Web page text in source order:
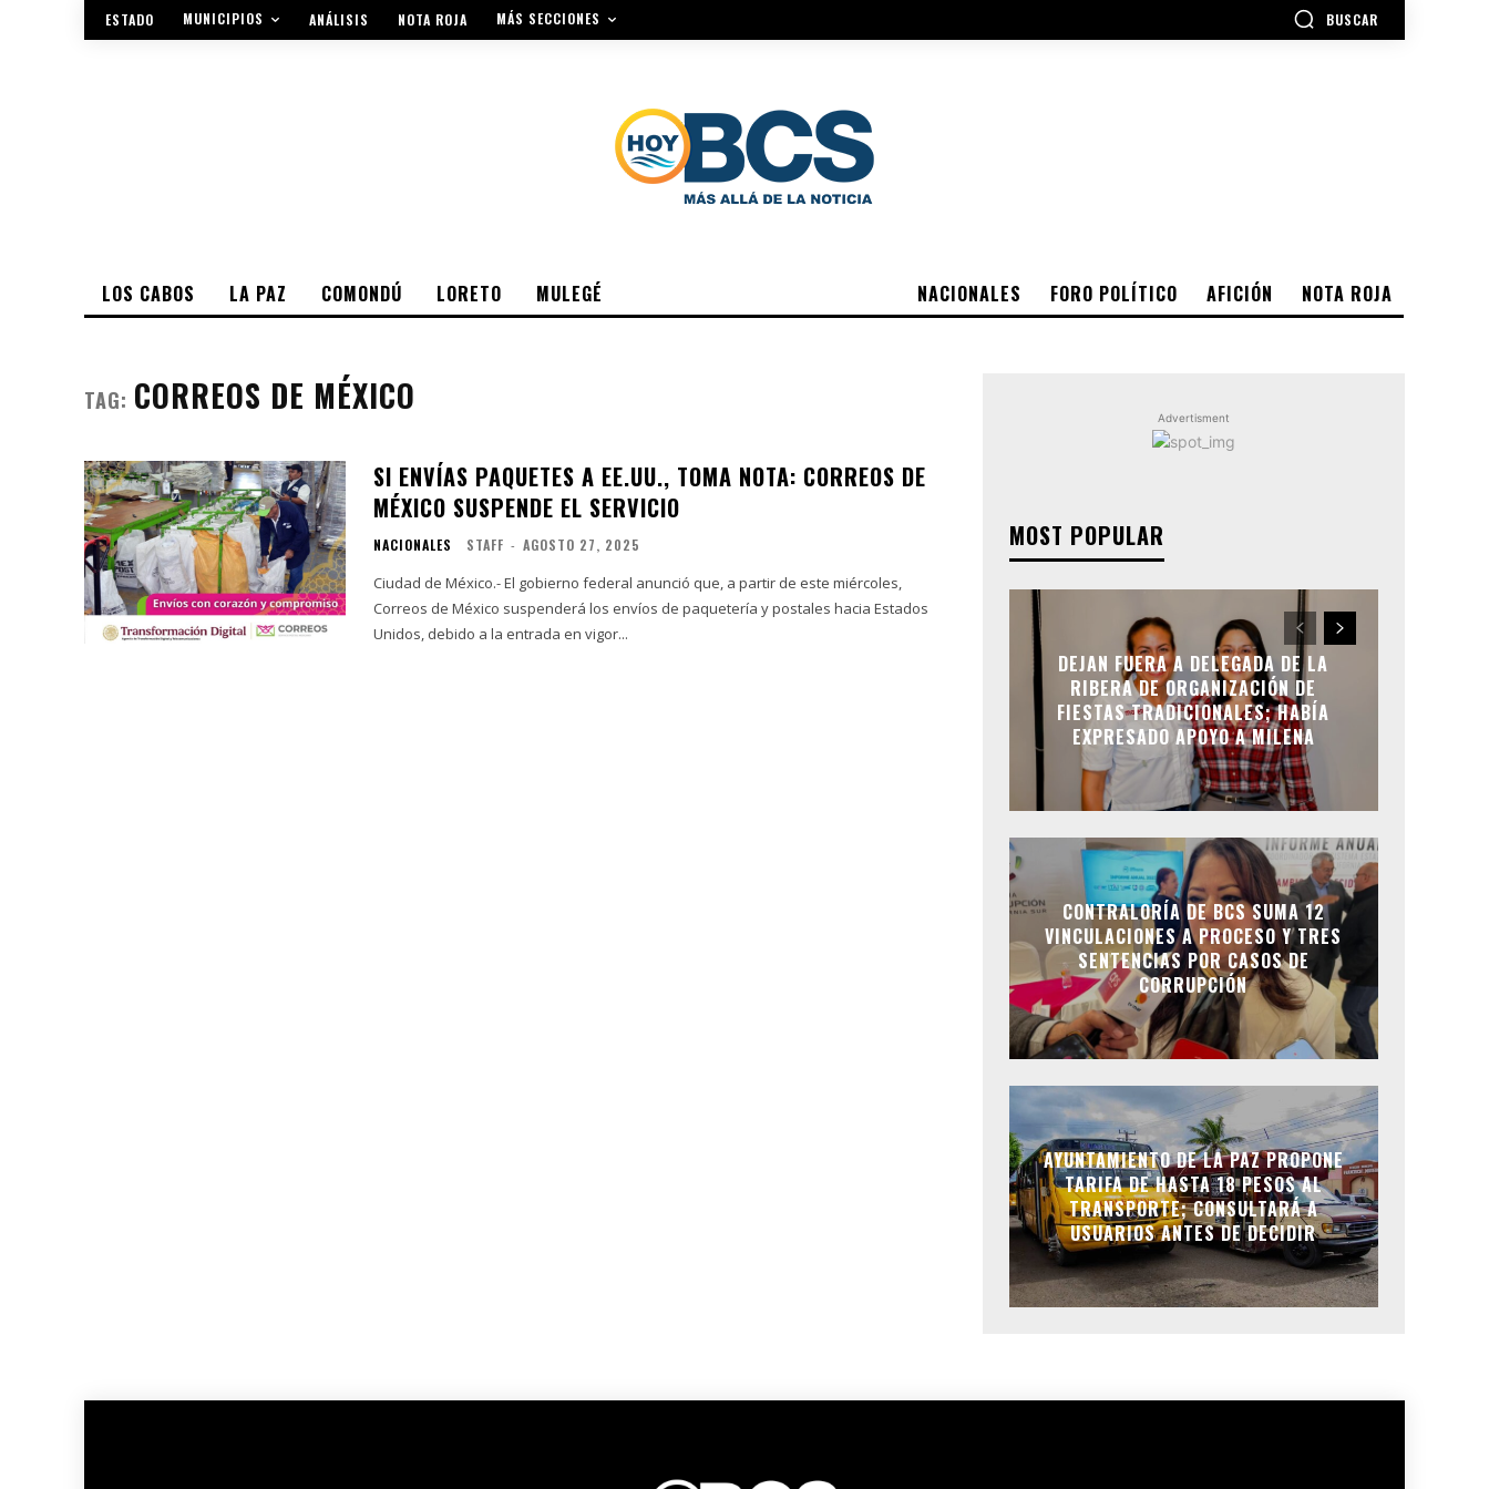
ESTADO MUNICIPIOS ANÁLISIS NOTA ROJA MÁS SECCIONES BUSCAR
NACIONALES FORO POLÍTICO AFICIÓN NOTA ROJA
LOS CABOS LA PAZ COMONDÚ LORETO MULEGÉ
TAG: CORREOS DE MÉXICO
SI ENVÍAS PAQUETES A EE.UU., TOMA NOTA: CORREOS DE
MÉXICO SUSPENDE EL SERVICIO
NACIONALES STAFF - AGOSTO 27, 2025
Ciudad de México.- El gobierno federal anunció que, a partir de este miércoles,
Correos de México suspenderá los envíos de paquetería y postales hacia Estados
Unidos, debido a la entrada en vigor...
Advertisment
MOST POPULAR
DEJAN FUERA A DELEGADA DE LA
RIBERA DE ORGANIZACIÓN DE
FIESTAS TRADICIONALES; HABÍA
EXPRESADO APOYO A MILENA
CONTRALORÍA DE BCS SUMA 12
VINCULACIONES A PROCESO Y TRES
SENTENCIAS POR CASOS DE
CORRUPCIÓN
AYUNTAMIENTO DE LA PAZ PROPONE
TARIFA DE HASTA 18 PESOS AL
TRANSPORTE; CONSULTARÁ A
USUARIOS ANTES DE DECIDIR